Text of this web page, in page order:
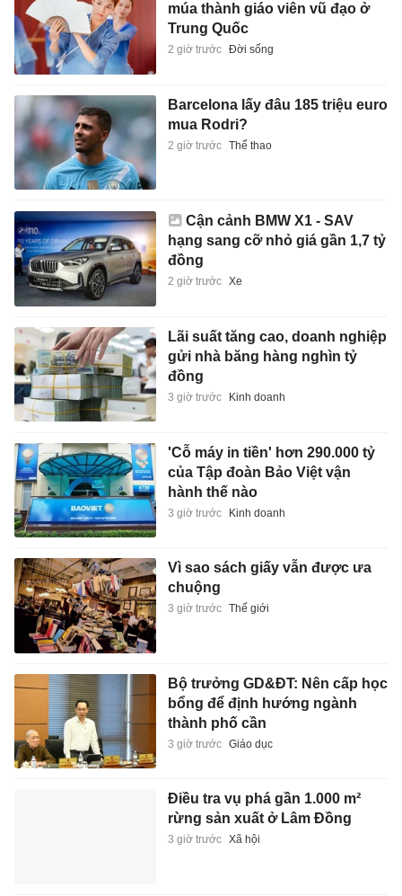
múa thành giáo viên vũ đạo ở
Trung Quốc
2 giờ trước Đời sống
Barcelona lấy đâu 185 triệu euro
mua Rodri?
2 giờ trước Thể thao
Cận cảnh BMW X1 - SAV
hạng sang cỡ nhỏ giá gần 1,7 tỷ
đồng
2 giờ trước Xe
Lãi suất tăng cao, doanh nghiệp
gửi nhà băng hàng nghìn tỷ
đồng
3 giờ trước Kinh doanh
'Cỗ máy in tiền' hơn 290.000 tỷ
của Tập đoàn Bảo Việt vận
hành thế nào
3 giờ trước Kinh doanh
Vì sao sách giấy vẫn được ưa
chuộng
3 giờ trước Thế giới
Bộ trưởng GD&ĐT: Nên cấp học
bổng để định hướng ngành
thành phố cần
3 giờ trước Giáo dục
Điều tra vụ phá gần 1.000 m²
rừng sản xuất ở Lâm Đồng
3 giờ trước Xã hội